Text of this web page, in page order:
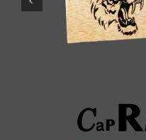
Pressupost